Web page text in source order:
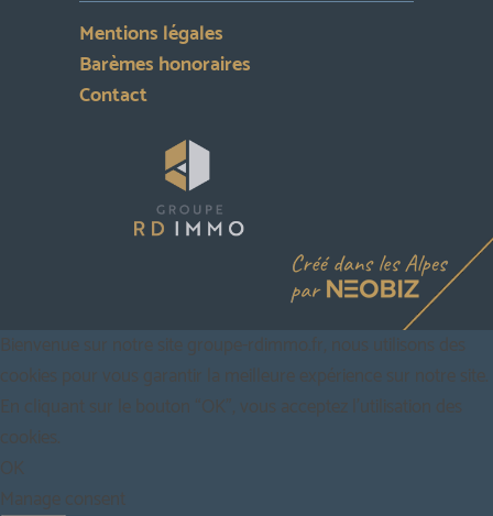
Mentions légales
Barèmes honoraires
Contact
Bienvenue sur notre site groupe-rdimmo.fr, nous utilisons des
cookies pour vous garantir la meilleure expérience sur notre site.
En cliquant sur le bouton “OK”, vous acceptez l'utilisation des
cookies.
OK
Manage consent